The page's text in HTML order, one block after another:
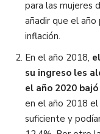
para las mujeres
añadir que el
inflación.
En el año 2018,
su ingreso les
el año 2020
en el año 2018
suficiente y